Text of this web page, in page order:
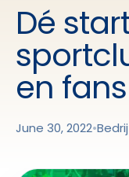
Dé
en fans
June 30, 2022•